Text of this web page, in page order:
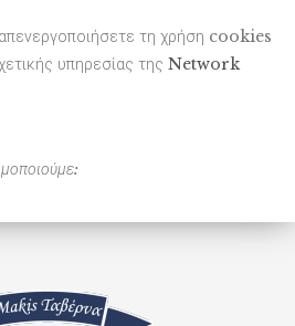
τη χρήση cookies
υπηρεσίας της Network